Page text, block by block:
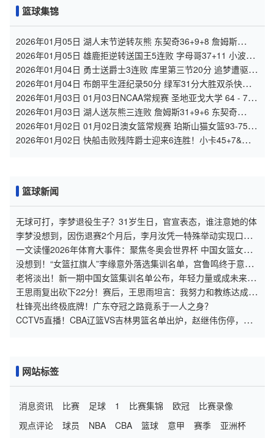
篮球集锦
2026年01月05日 湖人末节逆转灰熊 东契奇36+9+8 詹姆斯
26+7+10 拉拉维亚26+5
2026年01月05日 雄鹿拒逆转送国王5连败 字母哥37+11 小波特
25+10 威少21+6
2026年01月04日 勇士送爵士3连败 库里第三节20分 追梦遭驱逐
马卡空砍35+6
2026年01月04日 布朗平生涯纪录50分 绿军31分大胜双杀快船
终结其6连胜
2026年01月03日 01月03日NCAA常规赛 圣地亚戈大学 64 - 74
旧金山大学 集锦
2026年01月03日 湖人送灰熊三连败 詹姆斯31+9+6 东契奇
34+6+8 莫兰特16+11
2026年01月02日 01月02日澳女篮常规赛 珀斯山猫女篮93-75阿
德莱德闪电女篮 全场集锦
2026年01月02日 快船击败残阵爵士迎来6连胜！小卡45+7&末节
篮球新闻
无球可打，李梦退役生子？31岁生日，官宣表态，谁注意她的体
李梦没想到，因伤退赛2个月后，李月汝凭一特殊举动实现口碑
暴增
一文读懂2026年体育大事件：聚焦冬奥会世界杯 中国女篮女足
出征
没想到！“女篮扛旗人”李缘意外落选集训名单，宫鲁鸣终于意识
到问题
老将淡出！新一期中国女篮集训名单公布，年轻力量或成未来希
望
王思雨复出砍下22分！赛后，王思雨坦言：我努力和教练达成共
鸣
杜锋亮出终极底牌！广东夺冠之路竟系于一人之身？
CCTV5直播！CBA辽篮VS吉林男篮名单出炉，赵继伟伤停，李
网站标签
消息资讯 比赛 足球 1 比赛集锦 欧冠
比赛录像
观点评论
球员 NBA CBA 篮球 意甲 赛季 亚洲杯